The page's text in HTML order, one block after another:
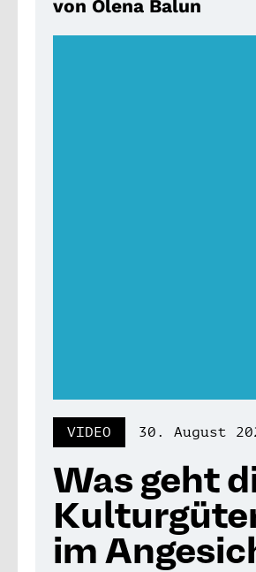
von Olena Balun
VIDEO 30. August
Was geht
im